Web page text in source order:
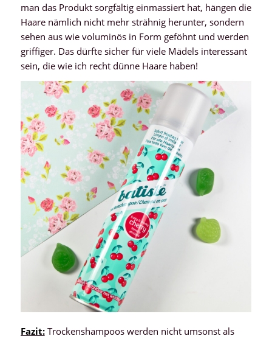
man das Produkt sorgfältig einmassiert hat, hängen die
Haare nämlich nicht mehr strähnig herunter, sondern
sehen aus wie voluminös in Form geföhnt und werden
griffiger. Das dürfte sicher für viele Mädels interessant
sein, die wie ich recht dünne Haare haben!
Fazit:Trockenshampoos werden nicht umsonst als